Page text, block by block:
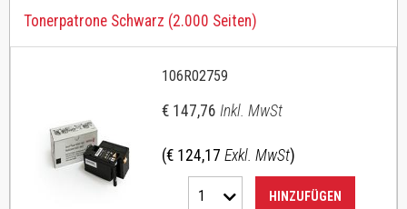
Tonerpatrone Schwarz (2.000 Seiten)
106R02759
€ 147,76 Inkl. MwSt
(€ 124,17 Exkl. MwSt)
1 HINZUFÜGEN